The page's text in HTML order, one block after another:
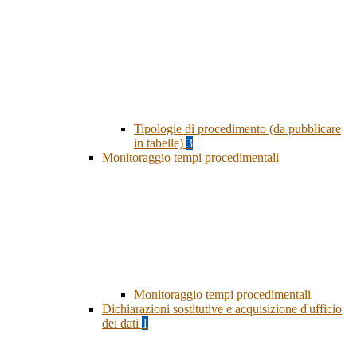
Tipologie di procedimento (da pubblicare
in tabelle) 3
Monitoraggio tempi procedimentali
Monitoraggio tempi procedimentali
Dichiarazioni sostitutive e acquisizione d'ufficio
dei dati 1